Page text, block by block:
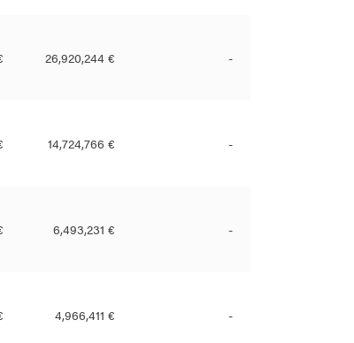
26,920,244 € -
14,724,766 € -
6,493,231 € -
4,966,411 € -